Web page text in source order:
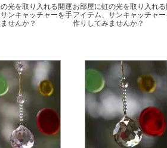
光を取り入れる開運
ンキャッチャーを手
せんか？
お部屋に虹の光を取り入れる
アイテム、サンキャッチャ
作りしてみませんか？